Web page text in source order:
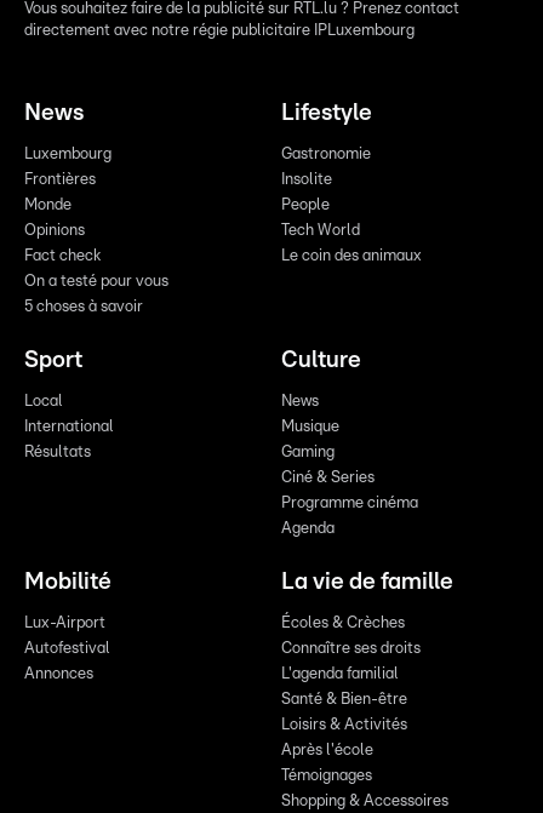
Vous souhaitez faire de la publicité sur RTL.lu ? Prenez contact
directement avec notre régie publicitaire IPLuxembourg
News
Luxembourg
Frontières
Monde
Opinions
Fact check
On a testé pour vous
5 choses à savoir
Lifestyle
Gastronomie
Insolite
People
Tech World
Le coin des animaux
Sport
Local
International
Résultats
Culture
News
Musique
Gaming
Ciné & Series
Programme cinéma
Agenda
Mobilité
Lux-Airport
Autofestival
Annonces
La vie de famille
Écoles & Crèches
Connaître ses droits
L'agenda familial
Santé & Bien-être
Loisirs & Activités
Après l'école
Témoignages
Shopping & Accessoires